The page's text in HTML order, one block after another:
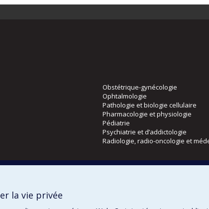
Obstétrique-gynécologie
Ophtalmologie
Pathologie et biologie cellulaire
Pharmacologie et physiologie
Pédiatrie
Psychiatrie et d’addictologie
Radiologie, radio-oncologie et
la vie privée